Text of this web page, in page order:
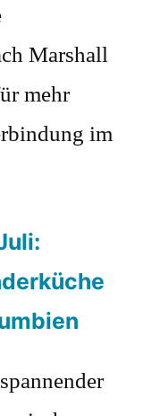
Marshall
mehr
im